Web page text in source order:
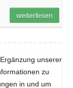
weiterlesen
unserer
zu
in und um